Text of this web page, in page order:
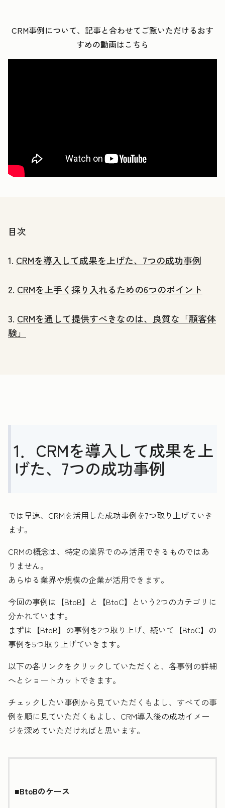
CRM事例について、 記事と合わせてご覧いただけるおす
すめの動画はこちら
目次
1. CRMを導入して成果を上げた、7つの成功事例
2. CRMを上手く採り入れるための6つのポイント
3. CRMを通して提供すべきなのは、良質な「顧客体
験」
1．CRMを導入して成果を上
げた、7つの成功事例
では早速、CRMを活用した成功事例を7つ取り上げていき
ます。
CRMの概念は、特定の業界でのみ活用できるものではあ
りません。
あらゆる業界や規模の企業が活用できます。
今回の事例は【BtoB】と【BtoC】という2つのカテゴリに
分かれています。
まずは【BtoB】の事例を2つ取り上げ、続いて【BtoC】の
事例を5つ取り上げていきます。
以下の各リンクをクリックしていただくと、各事例の詳細
へとショートカットできます。
チェックしたい事例から見ていただくもよし、すべての事
例を順に見ていただくもよし、CRM導入後の成功イメー
ジを深めていただければと思います。
■BtoBのケース